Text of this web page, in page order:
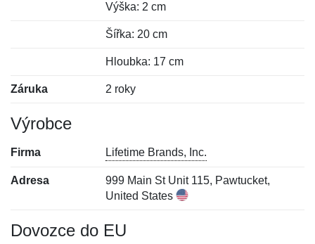
Výška: 2 cm
Šířka: 20 cm
Hloubka: 17 cm
Záruka 2 roky
Výrobce
Firma Lifetime Brands, Inc.
Adresa
999 Main St Unit 115, Pawtucket,
United States
Dovozce do EU